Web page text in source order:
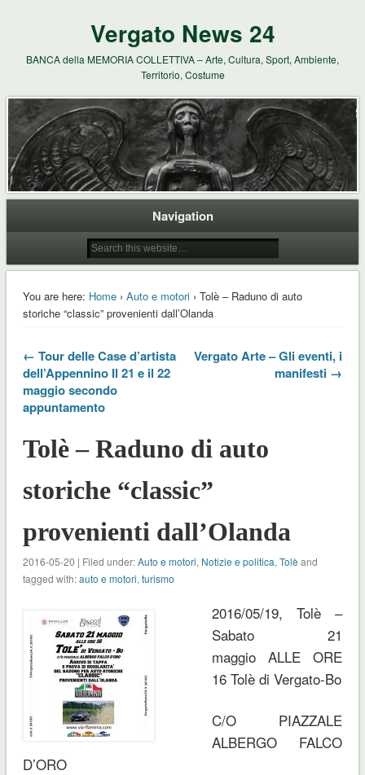
Vergato News 24
BANCA della MEMORIA COLLETTIVA – Arte, Cultura, Sport, Ambiente,
Territorio, Costume
Navigation
You are here: Home› Auto e motori› Tolè – Raduno di auto
storiche “classic” provenienti dall’Olanda
← Tour delle Case d’artista
dell’Appennino Il 21 e il 22
maggio secondo
appuntamento
Vergato Arte – Gli eventi, i
manifesti →
Tolè – Raduno di auto
storiche “classic”
provenienti dall’Olanda
2016-05-20 | Filed under:Auto e motori, Notizie e politica, Tolè and
tagged with:auto e motori, turismo
2016/05/19, Tolè –
Sabato 21
maggio ALLE ORE
16 Tolè di Vergato-Bo
C/O PIAZZALE
ALBERGO FALCO
D’ORO